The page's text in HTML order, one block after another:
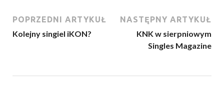
POPRZEDNI ARTYKUŁ
Kolejny singiel iKON?
NASTĘPNY ARTYKUŁ
KNK w sierpniowym
Singles Magazine